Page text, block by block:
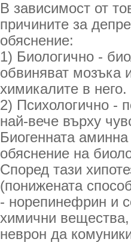
В зависимост от
причините за
обяснение:
1) Биологично -
обвиняват мозъка
химикалите в него.
2) Психологично -
най-вече върху
Биогенната
обяснение на
Според тази
(понижената
- норепинефрин и
химични вещества,
неврон да